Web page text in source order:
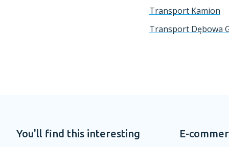
Transport Kamion
Transport Dębowa
You'll find this interesting E-